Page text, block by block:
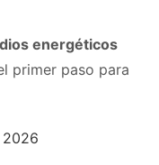
energéticos
primer paso para